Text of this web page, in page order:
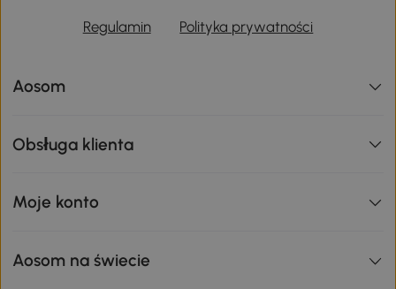
Regulamin Polityka prywatności
Aosom
Obsługa klienta
Moje konto
Aosom na świecie